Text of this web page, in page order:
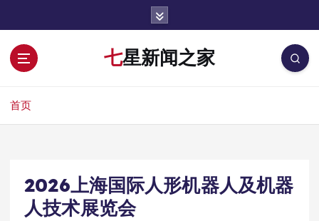
七星新闻之家
首页
2026上海国际人形机器人及机器
人技术展览会